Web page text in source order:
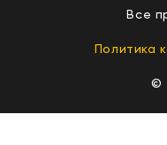
Все
Политика
©